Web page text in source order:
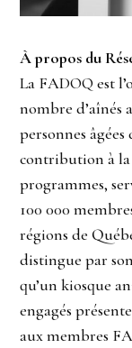
À propos du
La FADOQ est
nombre d’aînés
personnes
contribution à la
programmes,
100 000
régions de
distingue par
qu’un kiosque
engagés
aux membres